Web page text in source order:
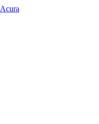
Acura